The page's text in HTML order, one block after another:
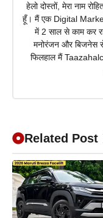
हेलो दोस्तों, मेरा नाम
हूँ। मैं एक Digital
में 2 साल से काम कर
मनोरंजन और बिजनेस
फिलहाल मैं
Related